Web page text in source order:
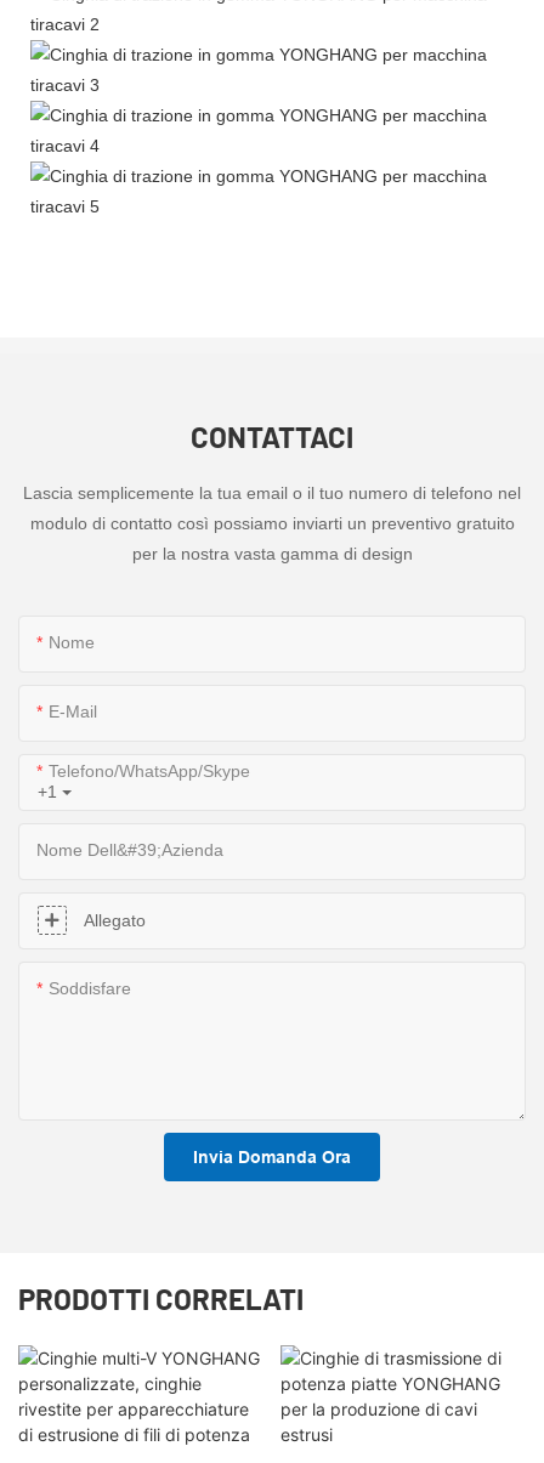
CONTATTACI
Lascia semplicemente la tua email o il tuo numero di telefono nel
modulo di contatto così possiamo inviarti un preventivo gratuito
per la nostra vasta gamma di design
Nome
E-Mail
+1
Telefono/WhatsApp/Skype
Nome Dell&#39;azienda
Allegato
Soddisfare
Invia Domanda Ora
PRODOTTI CORRELATI